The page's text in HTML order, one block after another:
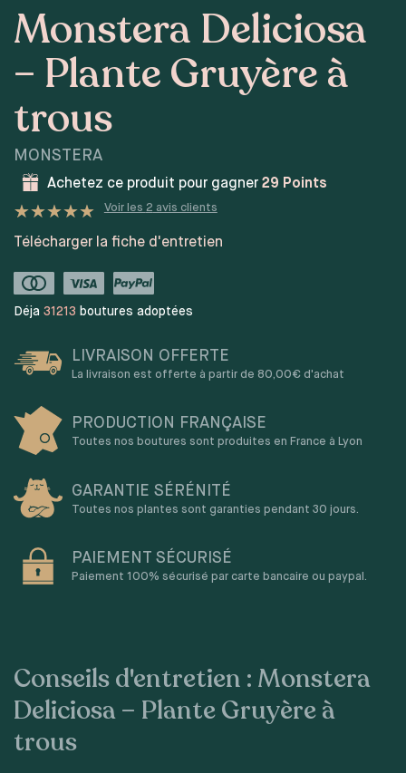
Monstera Deliciosa
– Plante Gruyère à
trous
MONSTERA
Achetez ce produit pour gagner 29 Points
notations client
Voir les 2 avis clients
Télécharger la fiche d'entretien
Déja 31213 boutures adoptées
LIVRAISON OFFERTE
La livraison est offerte à partir de 80,00€ d'achat
PRODUCTION FRANÇAISE
Toutes nos boutures sont produites en France à Lyon
GARANTIE SÉRÉNITÉ
Toutes nos plantes sont garanties pendant 30 jours.
PAIEMENT SÉCURISÉ
Paiement 100% sécurisé par carte bancaire ou paypal.
Conseils d'entretien : Monstera
Deliciosa – Plante Gruyère à
trous